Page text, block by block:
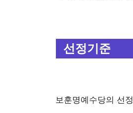
선정기준
보훈명예수당의 선